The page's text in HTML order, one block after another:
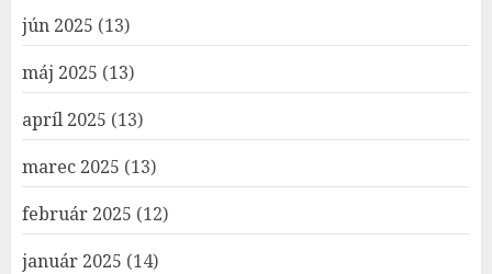
jún 2025 (13)
máj 2025 (13)
apríl 2025 (13)
marec 2025 (13)
február 2025 (12)
január 2025 (14)